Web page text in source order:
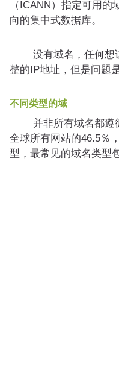
（ICANN）指定可用
向的集中式数据库。
没有域名，任何想
整的IP地址，但是问题
不同类型的域
并非所有域名都遵
全球所有网站的46.5％
型，最常见的域名类型